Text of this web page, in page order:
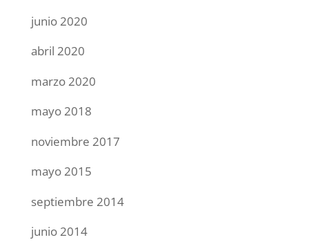
junio 2020
abril 2020
marzo 2020
mayo 2018
noviembre 2017
mayo 2015
septiembre 2014
junio 2014